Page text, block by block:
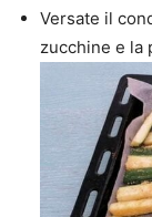
Versate il
zucchine e la